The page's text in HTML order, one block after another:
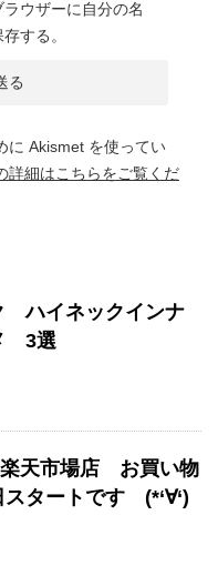
ウザーに自分の名
する。
に Akismet を使ってい
詳細はこちらをご覧くだ
ハイネックインナ
3選
楽天市場店 お買い物
タートです (*‘∀‘)